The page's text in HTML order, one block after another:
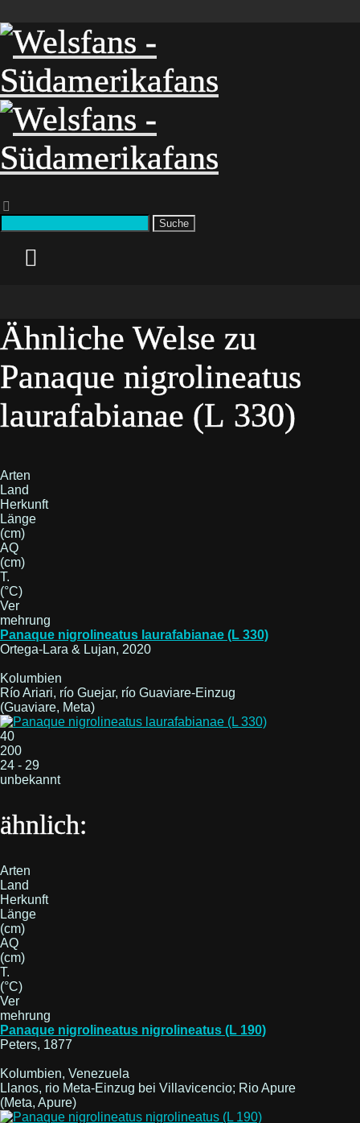
Suche
Ähnliche Welse zu
Panaque nigrolineatus
laurafabianae (L 330)
Arten
Land
Herkunft
Länge
(cm)
AQ
(cm)
T.
(°C)
Ver
mehrung
Panaque nigrolineatus laurafabianae (L 330)
Ortega-Lara & Lujan, 2020
Kolumbien
Río Ariari, río Guejar, río Guaviare-Einzug
(Guaviare, Meta)
40
200
24 - 29
unbekannt
ähnlich:
Arten
Land
Herkunft
Länge
(cm)
AQ
(cm)
T.
(°C)
Ver
mehrung
Panaque nigrolineatus nigrolineatus (L 190)
Peters, 1877
Kolumbien, Venezuela
Llanos, rio Meta-Einzug bei Villavicencio; Rio Apure
(Meta, Apure)